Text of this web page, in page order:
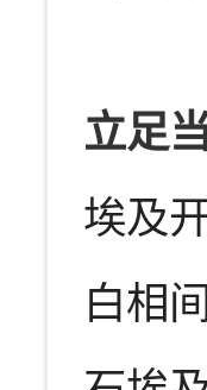
立足
埃及
白相